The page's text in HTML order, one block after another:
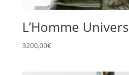
L’Homme Univers
3200,00€